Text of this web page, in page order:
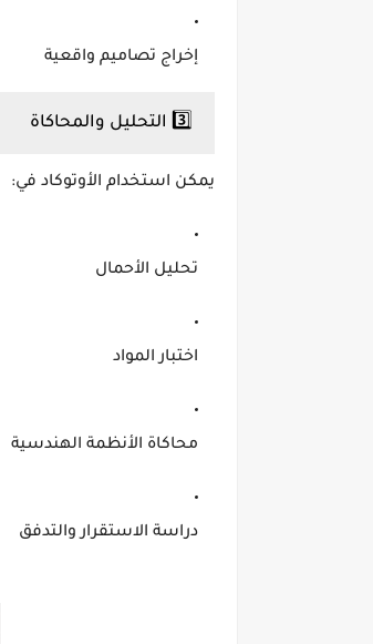
إخراج تصاميم واقعية
3️⃣ التحليل والمحاكاة
يمكن استخدام الأوتوكاد في:
تحليل الأحمال
اختبار المواد
محاكاة الأنظمة الهندسية
دراسة الاستقرار والتدفق